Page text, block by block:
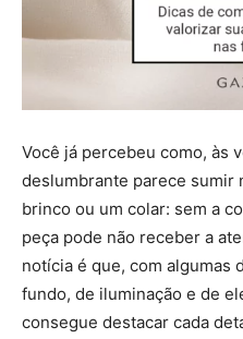
Você já percebeu como, às
deslumbrante parece sumir
brinco ou um colar: sem a
peça pode não receber a
notícia é que, com algumas
fundo, de iluminação e de
consegue destacar cada